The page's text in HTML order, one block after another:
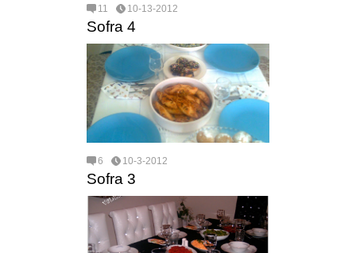
11 10-13-2012
Sofra 4
6 10-3-2012
Sofra 3